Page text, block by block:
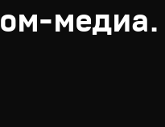
медиа.